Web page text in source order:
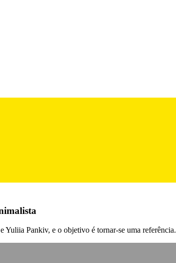
Yuliia Pankiv, e o objetivo é tornar-se uma referência.